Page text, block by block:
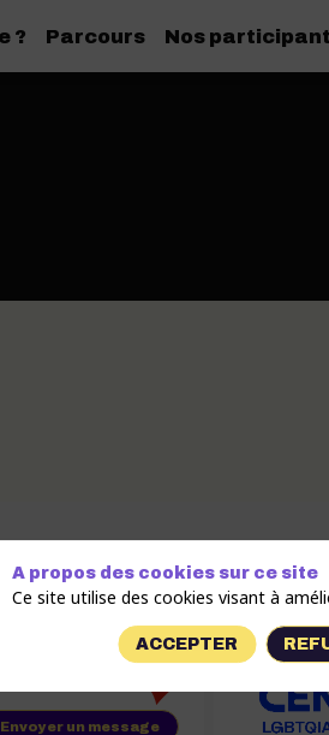
? Parcours Nos
Envoyer un message
A propos des cookies sur ce site
Ce site utilise des cookies visant à
ACCEPTER